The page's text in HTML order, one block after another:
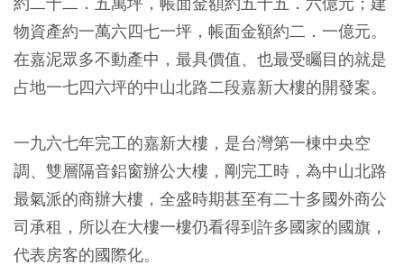
物資產約一萬六四七一坪，帳面金額約二．一億元。
在嘉泥眾多不動產中，最具價值、也最受矚目的就是
占地一七四六坪的中山北路二段嘉新大樓的開發案。
一九六七年完工的嘉新大樓，是台灣第一棟中央空
調、雙層隔音鋁窗辦公大樓，剛完工時，為中山北路
最氣派的商辦大樓，全盛時期甚至有二十多國外商公
司承租，所以在大樓一樓仍看得到許多國家的國旗，
代表房客的國際化。